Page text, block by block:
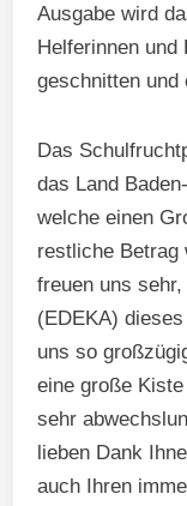
Ausgabe wird
Helferinnen
geschnitten und
Das
das Land
welche einen
restliche Betrag
freuen uns
(EDEKA)
uns so
eine große
sehr
lieben Dank
auch Ihren